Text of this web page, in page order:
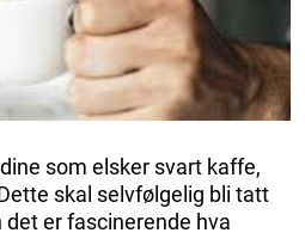
som elsker svart kaffe,
skal selvfølgelig bli tatt
er fascinerende hva